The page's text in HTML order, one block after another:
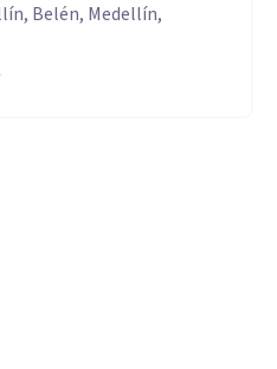
Belén, Medellín,